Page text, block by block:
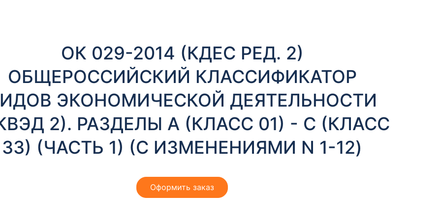
ОК 029-2014 (КДЕС РЕД. 2)
ОБЩЕРОССИЙСКИЙ КЛАССИФИКАТОР
ЭКОНОМИЧЕСКОЙ ДЕЯТЕЛЬНОСТИ
2). РАЗДЕЛЫ А (КЛАСС 01) - С (КЛАСС
33) (ЧАСТЬ 1) (С ИЗМЕНЕНИЯМИ N 1-12)
Оформить заказ